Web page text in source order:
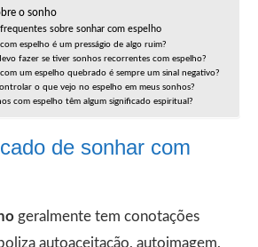
o sonho
sobre sonhar com espelho
espelho é um presságio de algo ruim?
fazer se tiver sonhos recorrentes com espelho?
um espelho quebrado é sempre um sinal negativo?
o que vejo no espelho em meus sonhos?
com espelho têm algum significado espiritual?
de sonhar com
geralmente tem conotações
autoaceitação, autoimagem,